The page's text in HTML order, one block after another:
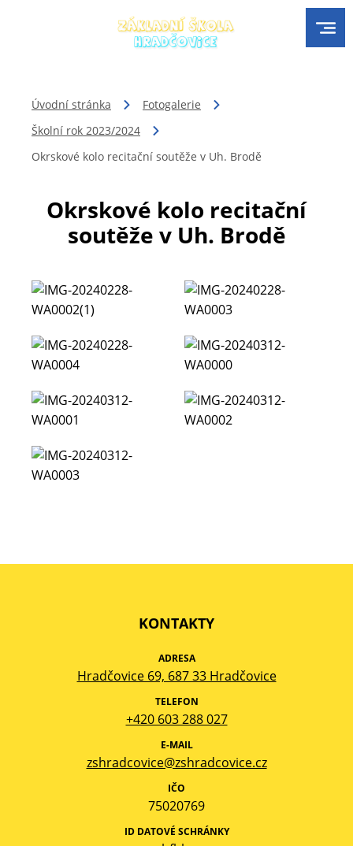
Úvodní stránka
Fotogalerie
Školní rok 2023/2024
Okrskové kolo recitační soutěže v Uh. Brodě
Okrskové kolo recitační
soutěže v Uh. Brodě
KONTAKTY
ADRESA
Hradčovice 69, 687 33 Hradčovice
TELEFON
+420 603 288 027
E-MAIL
zshradcovice@zshradcovice.cz
IČO
75020769
ID DATOVÉ SCHRÁNKY